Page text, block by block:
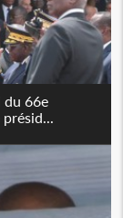
du 66e